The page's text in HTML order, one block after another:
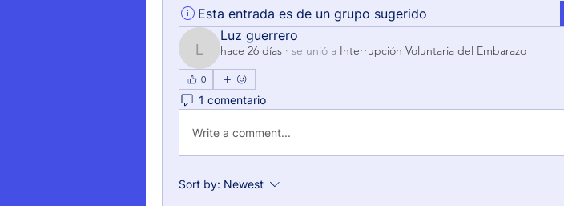
Esta entrada es de un grupo sugerido
Luz guerrero
Luz guerrero
hace 26 días · se unió a Interrupción Voluntaria del Embarazo
0
1 comentario
Write a comment...
Sort by: Newest